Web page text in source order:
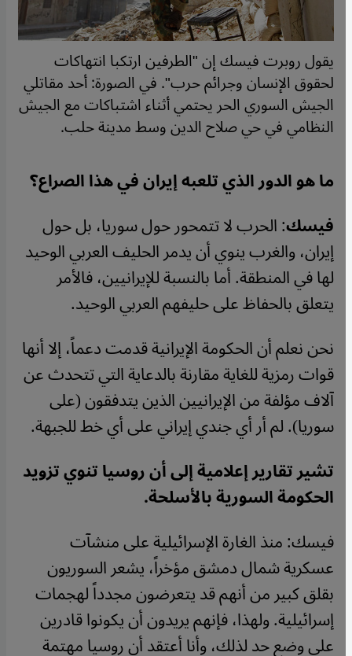
يقول روبرت فيسك إن "الطرفين ارتكبا انتهاكات
لحقوق الإنسان وجرائم حرب". في الصورة: أحد مقاتلي
الجيش السوري الحر يحتمي أثناء اشتباكات مع الجيش
النظامي في حي صلاح الدين وسط مدينة حلب.
ما هو الدور الذي تلعبه إيران في هذا الصراع؟
فيسك: الحرب لا تتمحور حول سوريا، بل حول
إيران، والغرب ينوي أن يدمر الحليف العربي الوحيد
لها في المنطقة. أما بالنسبة للإيرانيين، فالأمر
يتعلق بالحفاظ على حليفهم العربي الوحيد.
نحن نعلم أن الحكومة الإيرانية قدمت دعماً، إلا أنها
قوات رمزية للغاية مقارنة بالدعاية التي تتحدث عن
آلاف مؤلفة من الإيرانيين الذين يتدفقون (على
سوريا). لم أر أي جندي إيراني على أي خط للجبهة.
تشير تقارير إعلامية إلى أن روسيا تنوي تزويد
الحكومة السورية بالأسلحة.
فيسك: منذ الغارة الإسرائيلية على منشآت
عسكرية شمال دمشق مؤخراً، يشعر السوريون
بقلق كبير من أنهم قد يتعرضون مجدداً لهجمات
إسرائيلية. ولهذا، فإنهم يريدون أن يكونوا قادرين
على وضع حد لذلك، وأنا أعتقد أن روسيا مهتمة